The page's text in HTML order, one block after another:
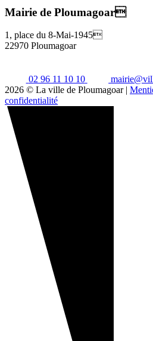
Mairie de Ploumagoar
1, place du 8-Mai-1945
22970 Ploumagoar
02 96 11 10 10
2026 © La ville de Ploumagoar |
confidentialité